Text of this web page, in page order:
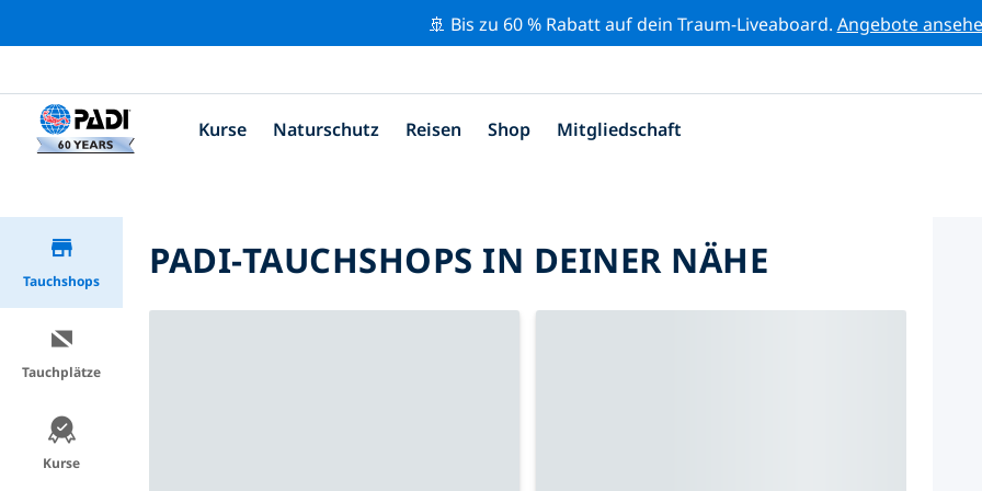
🚢 Bis zu 60 % Rabatt auf dein Traum-Liveaboard. Angebote
Kurse Naturschutz Reisen Shop Mitgliedschaft
Tauchshops
Tauchplätze
Kurse
PADI-TAUCHSHOPS IN DEINER NÄHE